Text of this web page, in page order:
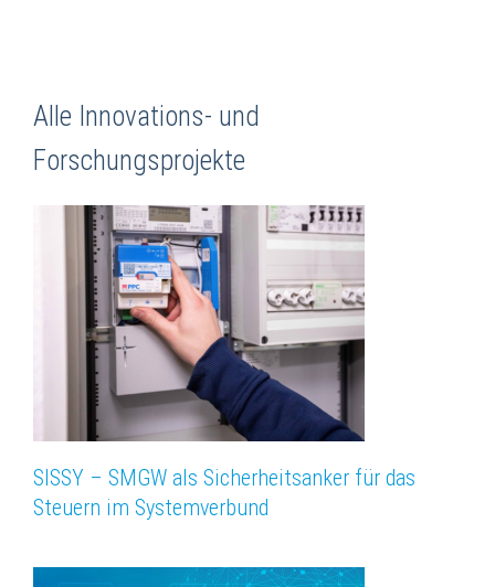
Alle Innovations- und
Forschungsprojekte
SISSY – SMGW als Sicherheitsanker für das
Steuern im Systemverbund